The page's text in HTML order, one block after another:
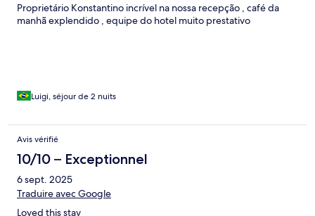
Proprietário Konstantino incrível na nossa recepção , café da
manhã explendido , equipe do hotel muito prestativo
Luigi, séjour de 2 nuits
Avis vérifié
10/10 – Exceptionnel
6 sept. 2025
Traduire avec Google
Loved this stay